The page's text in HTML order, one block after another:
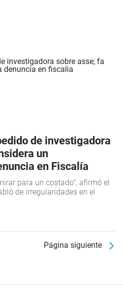
de investigadora
un
en Fiscalía
para un costado", afirmó el
de irregularidades en el
Página siguiente